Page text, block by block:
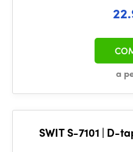
a
SWIT S-7101 | D-